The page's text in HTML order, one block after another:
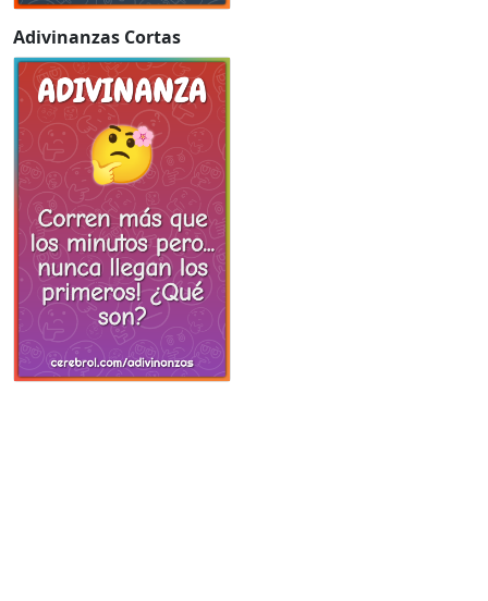
Adivinanzas Cortas